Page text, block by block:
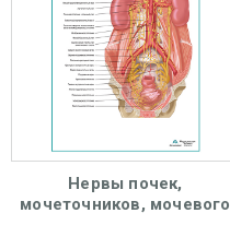
Нервы почек,
мочеточников, мочевого